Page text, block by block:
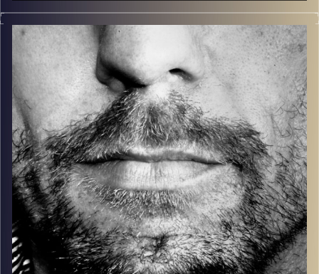
זיפים, מוזיקה מחוספסת של הופעות חיות. הרבה ג'אם, רוק,
בלוז, bluegrass, ג'אז, Fאנק, פרוגרסיב ואפילו אלקטרוניקה.
כל מה שחי, אמיתי ונושם.
עם שמוליק רגב.
קרדיט תמונות: David Goehring